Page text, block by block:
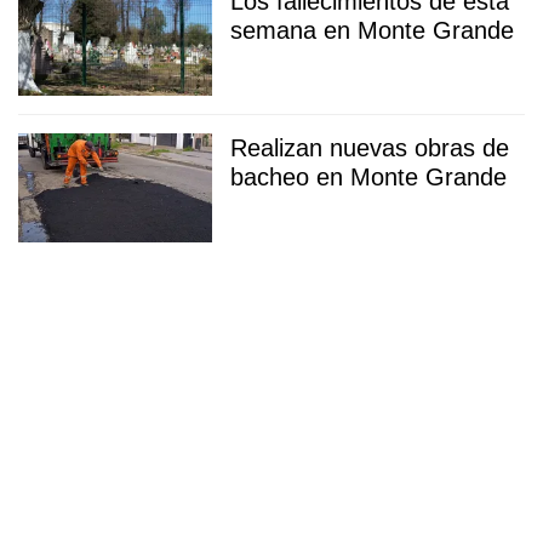
semana en Monte Grande
Realizan nuevas obras de
bacheo en Monte Grande